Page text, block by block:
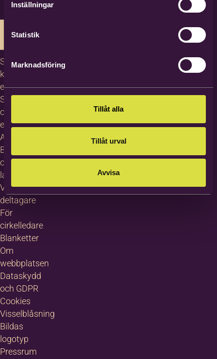
Inställningar
Statistik
Marknadsföring
Tillåt alla
Tillåt urval
Avvisa
Studiecirklar,
kurser och
evenemang
Studiematerial
och
erbjudanden
About
Bilda in
other
languages
Villkor för
deltagare
För
cirkelledare
Blanketter
Om
webbplatsen
Dataskydd
och GDPR
Cookies
Visselblåsning
Bildas
logotyp
Pressrum